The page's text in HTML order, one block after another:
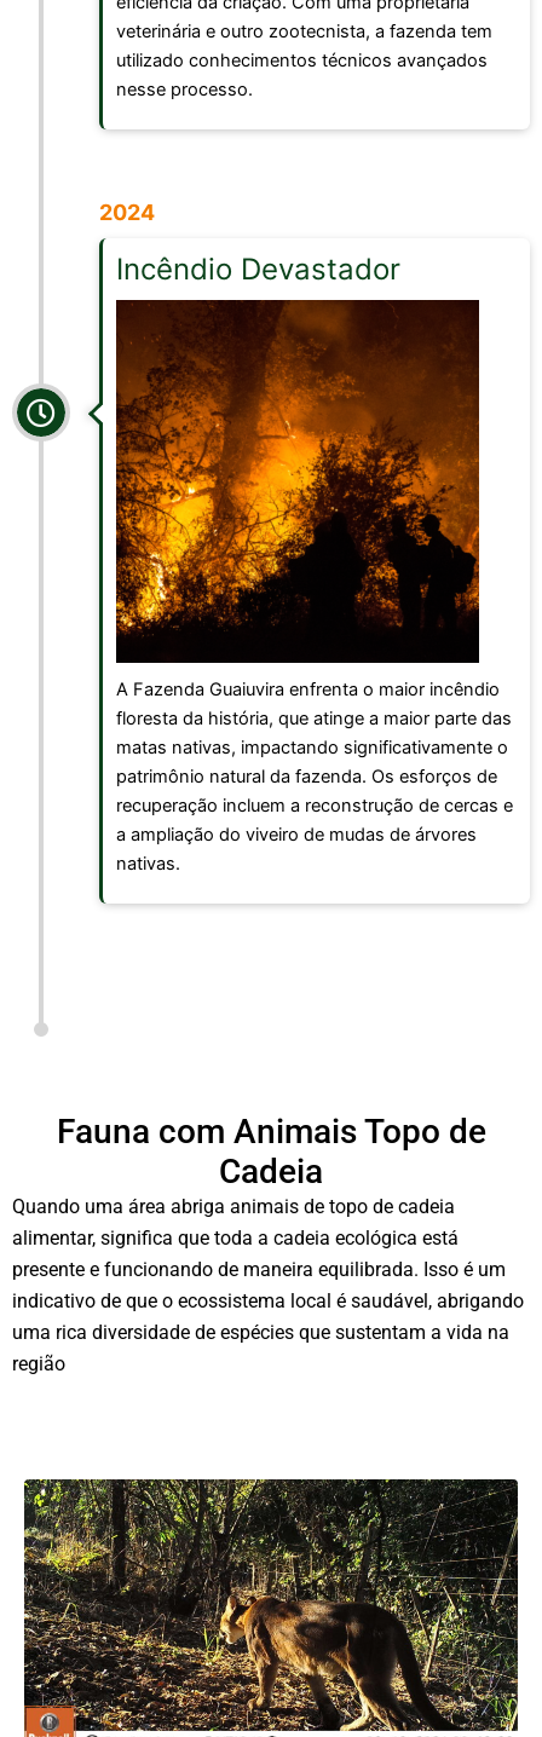
veterinária e outro zootecnista, a fazenda tem
utilizado conhecimentos técnicos avançados
nesse processo.
2024
Incêndio Devastador
A Fazenda Guaiuvira enfrenta o maior incêndio
floresta da história, que atinge a maior parte das
matas nativas, impactando significativamente o
patrimônio natural da fazenda. Os esforços de
recuperação incluem a reconstrução de cercas e
a ampliação do viveiro de mudas de árvores
nativas.
Fauna com Animais Topo de
Cadeia
Quando uma área abriga animais de topo de cadeia
alimentar, significa que toda a cadeia ecológica está
presente e funcionando de maneira equilibrada. Isso é um
indicativo de que o ecossistema local é saudável, abrigando
uma rica diversidade de espécies que sustentam a vida na
região